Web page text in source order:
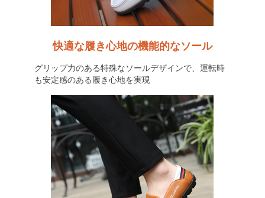
快適な履き心地の機能的なソール
グリップ力のある特殊なソールデザインで、運転時
も安定感のある履き心地を実現